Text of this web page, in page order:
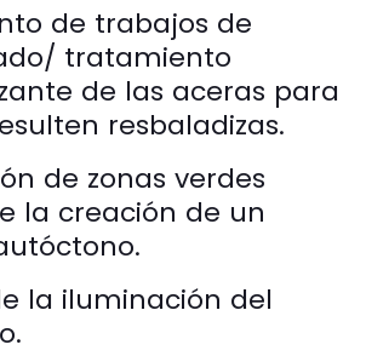
de trabajos de
tratamiento
de las aceras para
resbaladizas.
de zonas verdes
la creación de un
la iluminación del